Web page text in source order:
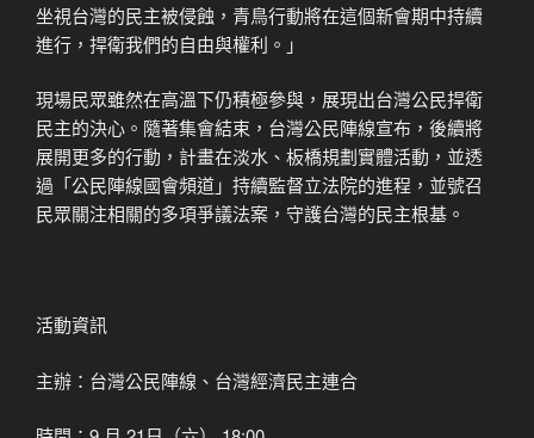
坐視台灣的民主被侵蝕，青鳥行動將在這個新會期中持續
進行，捍衛我們的自由與權利。」
現場民眾雖然在高溫下仍積極參與，展現出台灣公民捍衛
民主的決心。隨著集會結束，台灣公民陣線宣布，後續將
展開更多的行動，計畫在淡水、板橋規劃實體活動，並透
過「公民陣線國會頻道」持續監督立法院的進程，並號召
民眾關注相關的多項爭議法案，守護台灣的民主根基。
活動資訊
主辦：台灣公民陣線、台灣經濟民主連合